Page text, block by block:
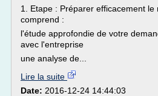
1. Etape : Préparer efficacement le
comprend :
l'étude approfondie de votre
avec l'entreprise
une analyse de...
Lire la suite
Date: 2016-12-24 14:44:03